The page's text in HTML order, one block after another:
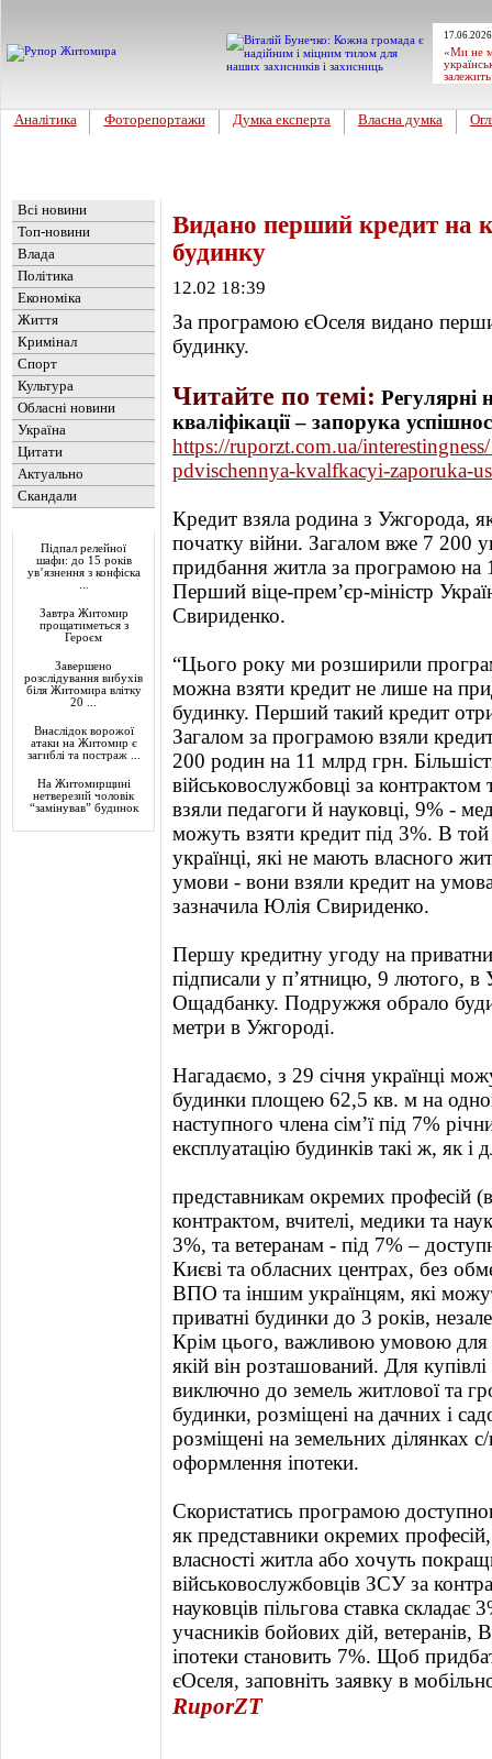
«Ми не
Аналітика Фоторепортажи Думка експерта Власна думка
Всі новини
Топ-новини
Влада
Політика
Економіка
Життя
Кримінал
Спорт
Культура
Обласні новини
Україна
Цитати
Актуально
Скандали
Підпал релейної
шафи: до 15 років
ув’язнення з конфіска
Завтра Житомир
прощатиметься з
Героєм
Завершено
розслідування вибухів
біля Житомира влітку
20 ...
Внаслідок ворожої
атаки на Житомир є
загиблі та постраж ...
На Житомирщині
нетверезий чоловік
“замінував” будинок
Видано перший кредит на
будинку
12.02 18:39
За програмою єОселя видано
будинку.
Читайте по темі: Регулярні
кваліфікації – запорука
https://ruporzt.com.ua/
pdvischennya-kvalfkacyi-zaporuka-
Кредит взяла родина з Ужгорода,
початку війни. Загалом вже 7 200
придбання житла за програмою
Перший віце-прем’єр-міністр
Свириденко.
“Цього року ми розширили
можна взяти кредит не лише на
будинку. Перший такий кредит
Загалом за програмою взяли
200 родин на 11 млрд грн.
військовослужбовці за
взяли педагоги й науковці, 9% -
можуть взяти кредит під 3%. В
українці, які не мають власного
умови - вони взяли кредит на
зазначила Юлія Свириденко.
Першу кредитну угоду на
підписали у пʼятницю, 9 лютого, в
Ощадбанку. Подружжя обрало
метри в Ужгороді.
Нагадаємо, з 29 січня українці
будинки площею 62,5 кв. м на
наступного члена сім’ї під 7%
експлуатацію будинків такі ж, як і
представникам окремих професій
контрактом, вчителі, медики та
3%, та ветеранам - під 7% –
Києві та обласних центрах, без
ВПО та іншим українцям, які
приватні будинки до 3 років,
Крім цього, важливою умовою для
якій він розташований. Для
виключно до земель житлової та
будинки, розміщені на дачних і
розміщені на земельних ділянках
оформлення іпотеки.
Cкористатись програмою
як представники окремих
власності житла або хочуть
військовослужбовців ЗСУ за
науковців пільгова ставка
учасників бойових дій,
іпотеки становить 7%. Щоб
єОселя, заповніть заявку в
RuporZT